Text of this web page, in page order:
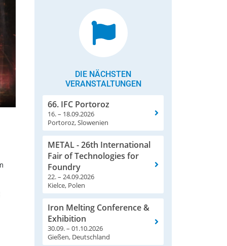
DIE NÄCHSTEN
VERANSTALTUNGEN
66. IFC Portoroz
16. – 18.09.2026
Portoroz, Slowenien
METAL - 26th International
Fair of Technologies for
Foundry
22. – 24.09.2026
Kielce, Polen
Iron Melting Conference &
Exhibition
30.09. – 01.10.2026
Gießen, Deutschland